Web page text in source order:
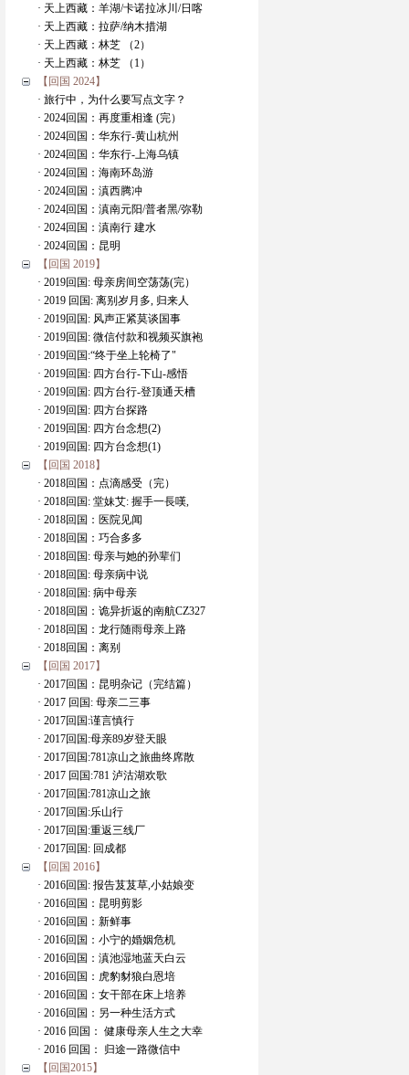
· 天上西藏：羊湖/卡诺拉冰川/日喀
· 天上西藏：拉萨/纳木措湖
· 天上西藏：林芝 （2）
· 天上西藏：林芝 （1）
【回国 2024】
· 旅行中，为什么要写点文字？
· 2024回国：再度重相逢 (完）
· 2024回国：华东行-黄山杭州
· 2024回国：华东行-上海乌镇
· 2024回国：海南环岛游
· 2024回国：滇西腾冲
· 2024回国：滇南元阳/普者黑/弥勒
· 2024回国：滇南行 建水
· 2024回国：昆明
【回国 2019】
· 2019回国: 母亲房间空荡荡(完）
· 2019 回国: 离别岁月多, 归来人
· 2019回国: 风声正紧莫谈国事
· 2019回国: 微信付款和视频买旗袍
· 2019回国:“终于坐上轮椅了"
· 2019回国: 四方台行-下山-感悟
· 2019回国: 四方台行-登顶通天槽
· 2019回国: 四方台探路
· 2019回国: 四方台念想(2)
· 2019回国: 四方台念想(1)
【回国 2018】
· 2018回国：点滴感受（完）
· 2018回国: 堂妹艾: 握手一長嘆,
· 2018回国：医院见闻
· 2018回国：巧合多多
· 2018回国: 母亲与她的孙辈们
· 2018回国: 母亲病中说
· 2018回国: 病中母亲
· 2018回国：诡异折返的南航CZ327
· 2018回国：龙行随雨母亲上路
· 2018回国：离别
【回国 2017】
· 2017回国：昆明杂记（完结篇）
· 2017 回国: 母亲二三事
· 2017回国:谨言慎行
· 2017回国:母亲89岁登天眼
· 2017回国:781凉山之旅曲终席散
· 2017 回国:781 泸沽湖欢歌
· 2017回国:781凉山之旅
· 2017回国:乐山行
· 2017回国:重返三线厂
· 2017回国: 回成都
【回国 2016】
· 2016回国: 报告芨芨草,小姑娘变
· 2016回国：昆明剪影
· 2016回国：新鲜事
· 2016回国：小宁的婚姻危机
· 2016回国：滇池湿地蓝天白云
· 2016回国：虎豹豺狼白恩培
· 2016回国：女干部在床上培养
· 2016回国：另一种生活方式
· 2016 回国： 健康母亲人生之大幸
· 2016 回国： 归途一路微信中
【回国2015】